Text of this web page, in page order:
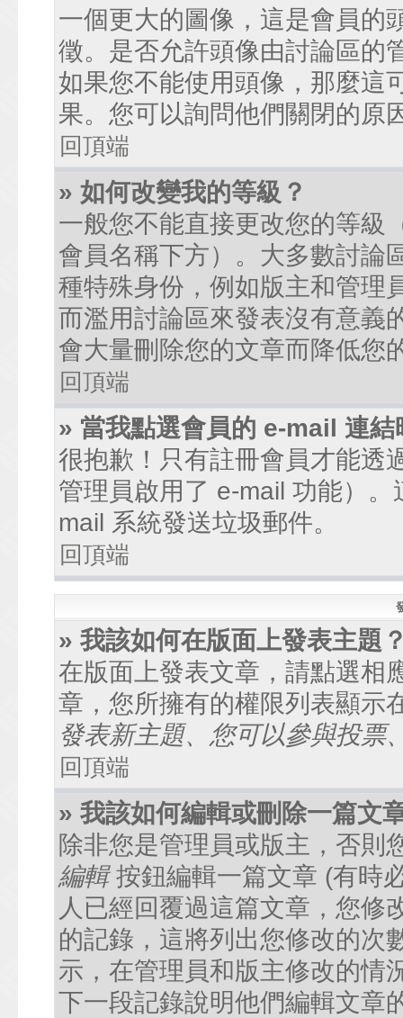
一個更大的圖像，這是會員的
徵。是否允許頭像由討論區的
如果您不能使用頭像，那麼這
果。您可以詢問他們關閉的原
回頂端
» 如何改變我的等級？
一般您不能直接更改您的等級
會員名稱下方）。大多數討論
種特殊身份，例如版主和管理
而濫用討論區來發表沒有意義
會大量刪除您的文章而降低您
回頂端
» 當我點選會員的 e-mail 連
很抱歉！只有註冊會員才能透
管理員啟用了 e-mail 功能）
mail 系統發送垃圾郵件。
回頂端
» 我該如何在版面上發表主題
在版面上發表文章，請點選相
章，您所擁有的權限列表顯示
發表新主題、您可以參與投票
回頂端
» 我該如何編輯或刪除一篇文
除非您是管理員或版主，否則
編輯按鈕編輯一篇文章 (有時
人已經回覆過這篇文章，您修
的記錄，這將列出您修改的次
示，在管理員和版主修改的情
下一段記錄說明他們編輯文章